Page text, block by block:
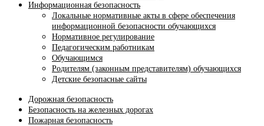
Информационная безопасность
Локальные нормативные акты в сфере обеспечения
информационной безопасности обучающихся
Нормативное регулирование
Педагогическим работникам
Обучающимся
Родителям (законным представителям) обучающихся
Детские безопасные сайты
Дорожная безопасность
Безопасность на железных дорогах
Пожарная безопасность